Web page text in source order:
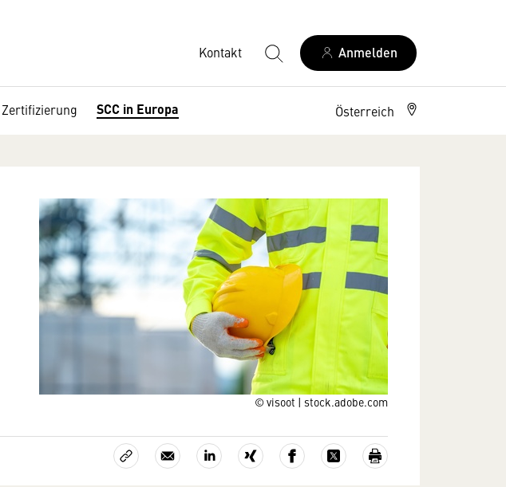
Kontakt Anmelden
Zertifizierung SCC in Europa Österreich
© visoot | stock.adobe.com